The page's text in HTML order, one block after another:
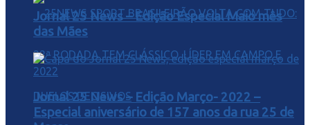
Jornal 25 News – Edição Especial Maio mês
das Mães
Jornal 25 News – Edição Março- 2022 –
Especial aniversário de 157 anos da rua 25 de